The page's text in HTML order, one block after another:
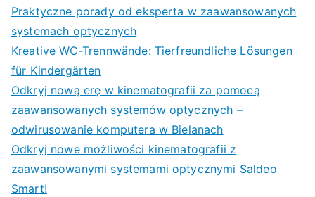
Praktyczne porady od eksperta w zaawansowanych
systemach optycznych
Kreative WC-Trennwände: Tierfreundliche Lösungen
für Kindergärten
Odkryj nową erę w kinematografii za pomocą
zaawansowanych systemów optycznych –
odwirusowanie komputera w Bielanach
Odkryj nowe możliwości kinematografii z
zaawansowanymi systemami optycznymi Saldeo
Smart!